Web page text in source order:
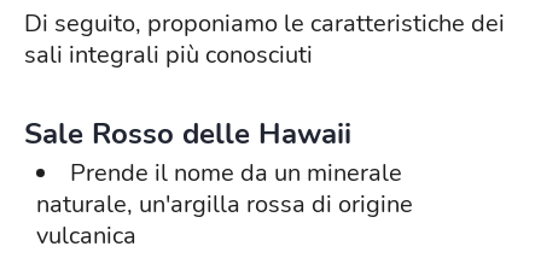
Di seguito, proponiamo le caratteristiche dei
sali integrali più conosciuti
Sale Rosso delle Hawaii
Prende il nome da un minerale
naturale, un'argilla rossa di origine
vulcanica